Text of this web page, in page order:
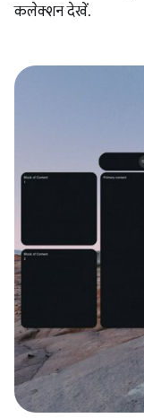
कलेक्शन देखें.